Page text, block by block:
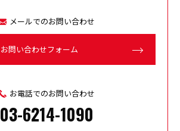
メールでのお問い合わせ
お問い合わせフォーム
お電話でのお問い合わせ
03-6214-1090